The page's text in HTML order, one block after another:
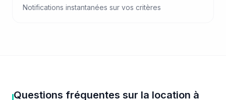
Notifications instantanées sur vos critères
Questions fréquentes sur la location à